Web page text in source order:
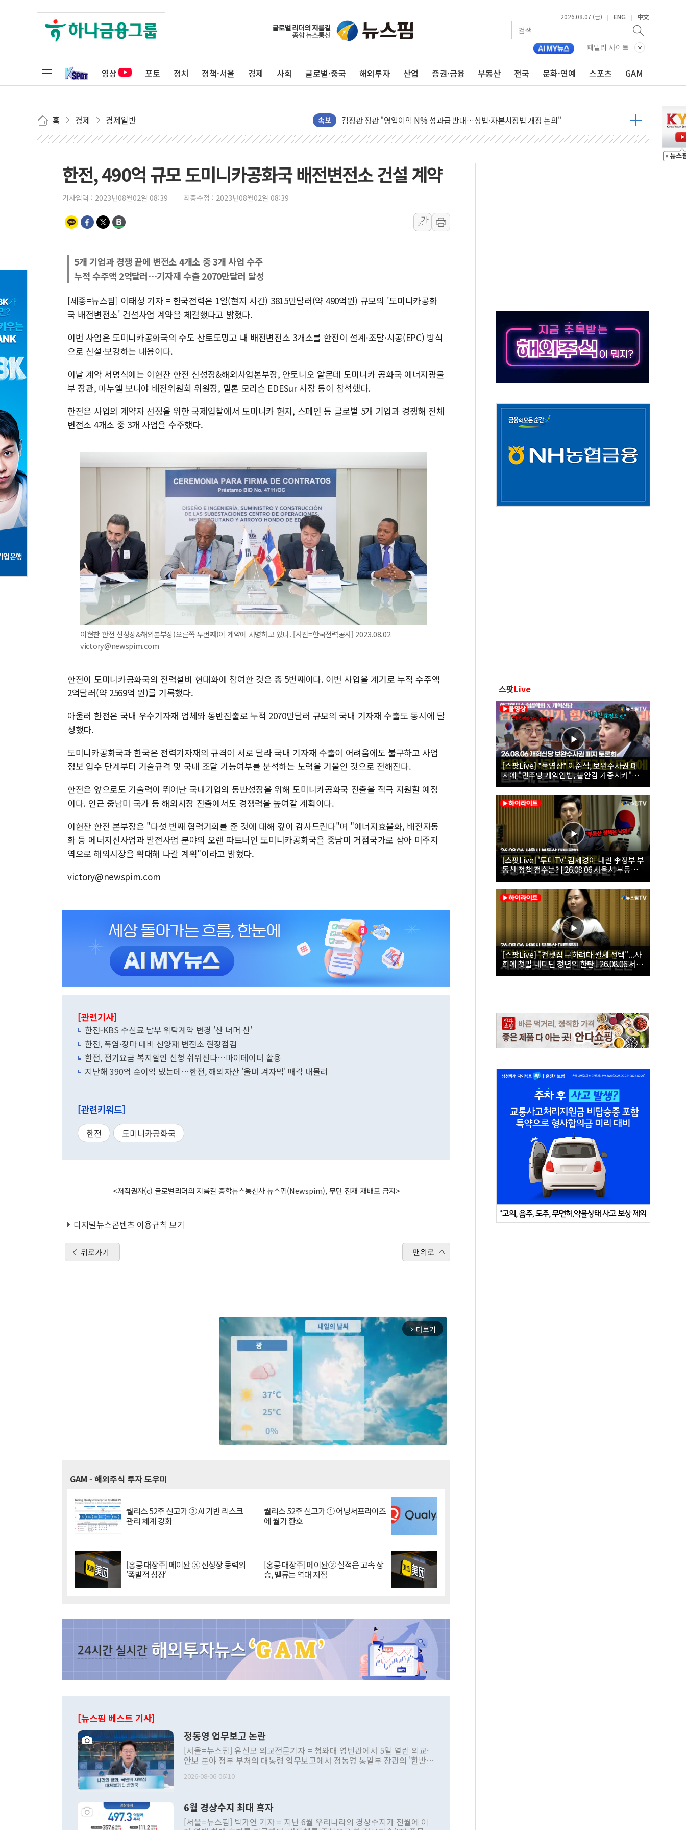
2026.08.07 (금) | ENG | 中文
패밀리 사이트
영상 포토 정치 정책·서울 경제 사회 글로벌·중국 해외투자 산업 증권·금융 부동산 전국 문화·연예 스포츠 GAM
홈 경제 경제일반 속보
구광모, 내주 실리콘밸리서 젠슨 황 재회…로봇·AI 데이터센터·모빌리티 구체화
뉴욕증시 프리뷰, 미 주가선물 AI주 차익실현 속 혼조세...웨스턴디지털·샌디스크↓
청와대, 북한 단거리 탄도미사일 발사에 긴급 안보 점검회의
[인도증시] 중동 긴장 완화에 실적 호조까지, 상승...호실적 보고 기업 상승세 뚜렷
러, 1인칭시점 드론으로 우크라 민간인 '사파리' 공격… 시민들 공포감 극대화 전략
'월가의 황제' 다이먼 "금융시장 레버리지 위험수위…숨은 차입이 더 큰 변수"
양주 섬유염색공장서 화재 1명 중상…대응 1단계 진압 중
동해해경, 독도 해상서 부유물 감긴 어선 구조
구미 폐염산처리업체서 불 2시간30여분만에 진화...외국인 노동자 숨져
한전, 490억 규모 도미니카공화국 배전변전소 건설 계약
기사입력 : 2023년08월02일 08:39 최종수정 : 2023년08월02일 08:39
가
가
5개 기업과 경쟁 끝에 변전소 4개소 중 3개 사업 수주
누적 수주액 2억달러…기자재 수출 2070만달러 달성
[세종=뉴스핌] 이태성 기자 = 한국전력은 1일(현지 시간) 3815만달러(약 490억원) 규모의 '도미니카공화
국 배전변전소' 건설사업 계약을 체결했다고 밝혔다.
이번 사업은 도미니카공화국의 수도 산토도밍고 내 배전변전소 3개소를 한전이 설계·조달·시공(EPC) 방식
으로 신설·보강하는 내용이다.
이날 계약 서명식에는 이현찬 한전 신성장&해외사업본부장, 안토니오 알몬테 도미니카 공화국 에너지광물
부 장관, 마누엘 보니야 배전위원회 위원장, 밀톤 모리슨 EDESur 사장 등이 참석했다.
한전은 사업의 계약자 선정을 위한 국제입찰에서 도미니카 현지, 스페인 등 글로벌 5개 기업과 경쟁해 전체
변전소 4개소 중 3개 사업을 수주했다.
이현찬 한전 신성장&해외본부장(오른쪽 두번째)이 계약에 서명하고 있다. [사진=한국전력공사] 2023.08.02
victory@newspim.com
한전이 도미니카공화국의 전력설비 현대화에 참여한 것은 총 5번째이다. 이번 사업을 계기로 누적 수주액
2억달러(약 2569억 원)를 기록했다.
아울러 한전은 국내 우수기자재 업체와 동반진출로 누적 2070만달러 규모의 국내 기자재 수출도 동시에 달
성했다.
도미니카공화국과 한국은 전력기자재의 규격이 서로 달라 국내 기자재 수출이 어려움에도 불구하고 사업
정보 입수 단계부터 기술규격 및 국내 조달 가능여부를 분석하는 노력을 기울인 것으로 전해진다.
한전은 앞으로도 기술력이 뛰어난 국내기업의 동반성장을 위해 도미니카공화국 진출을 적극 지원할 예정
이다. 인근 중남미 국가 등 해외시장 진출에서도 경쟁력을 높여갈 계획이다.
이현찬 한전 본부장은 "다섯 번째 협력기회를 준 것에 대해 깊이 감사드린다"며 "에너지효율화, 배전자동
화 등 에너지신사업과 발전사업 분야의 오랜 파트너인 도미니카공화국을 중남미 거점국가로 삼아 미주지
역으로 해외시장을 확대해 나갈 계획"이라고 밝혔다.
victory@newspim.com
[관련기사]
한전-KBS 수신료 납부 위탁계약 변경 '산 너머 산'
한전, 폭염·장마 대비 신양재 변전소 현장점검
한전, 전기요금 복지할인 신청 쉬워진다…마이데이터 활용
지난해 390억 순이익 냈는데…한전, 해외자산 '울며 겨자먹' 매각 내몰려
[관련키워드]
한전 도미니카공화국
<저작권자(c) 글로벌리더의 지름길 종합뉴스통신사 뉴스핌(Newspim), 무단 전재-재배포 금지>
디지털뉴스콘텐츠 이용규칙 보기
뒤로가기 맨위로
arrow_forward_ios 더보기
GAM - 해외주식 투자 도우미
퀄리스 52주 신고가 ② AI 기반 리스크
관리 체계 강화
퀄리스 52주 신고가 ① 어닝서프라이즈
에 월가 환호
[홍콩 대장주] 메이퇀 ③ 신성장 동력의
'폭발적 성장'
[홍콩 대장주] 메이퇀② 실적은 고속 상
승, 밸류는 역대 저점
[뉴스핌 베스트 기사]
정동영 업무보고 논란
[서울=뉴스핌] 유신모 외교전문기자 = 청와대 영빈관에서 5일 열린 외교·
안보 분야 정부 부처의 대통령 업무보고에서 정동영 통일부 장관의 '한반도
발언 중에는 정부 내 조율을 거치지 않은 사안을 정책으로 추진하겠다고 공
주의적 희망에 근거한 비현실적 구상'이라는 비판을 내놨다. 그동안 정 장
관의 대북 정책 관련 발언이 물의를 빚은 적은 여러 번 있지만 대통령과 유
2026-08-06 06:10
6월 경상수지 최대 흑자
[서울=뉴스핌] 박가연 기자 = 지난 6월 우리나라의 경상수지가 전월에 이
스팟Live
[스팟Live] *풀영상* 이준석, 보완수사권 폐
지에 "민주당 개악입법, 불안감 가중시켜"｜
26.08.06 개혁신당 보완수사권 폐지 토론회
[스팟Live] '투미TV' 김제경이 내린 李정부 부
동산 정책 점수는? | 26.08.06 서울시 부동산
대토론회
[스팟Live] "전셋집 구하려다 월세 선택"...사
회에 첫발 내디딘 청년의 한탄 | 26.08.06 서울
시 부동산 대토론회